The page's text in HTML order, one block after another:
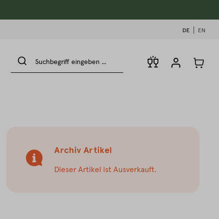
DE EN
Archiv Artikel
Dieser Artikel ist Ausverkauft.